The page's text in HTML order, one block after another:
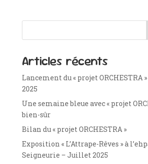
Articles récents
Lancement du « projet ORCHESTRA
2025
Une semaine bleue avec « projet
bien-sûr
Bilan du « projet ORCHESTRA »
Exposition « L’Attrape-Rêves » à
Seigneurie – Juillet 2025